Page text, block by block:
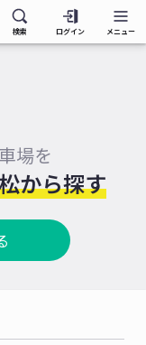
検索 ログイン メニュー
場を
から探す